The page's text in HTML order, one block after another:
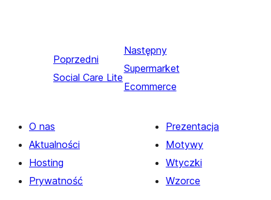
Poprzedni
Social Care Lite
Następny
Supermarket
Ecommerce
O nas
Aktualności
Hosting
Prywatność
Prezentacja
Motywy
Wtyczki
Wzorce